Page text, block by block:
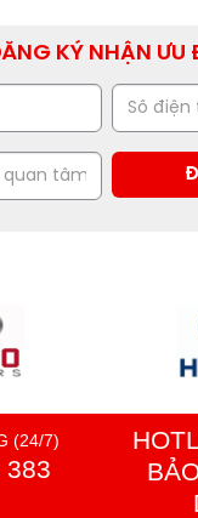
KÝ NHẬN ƯU
(24/7)
383